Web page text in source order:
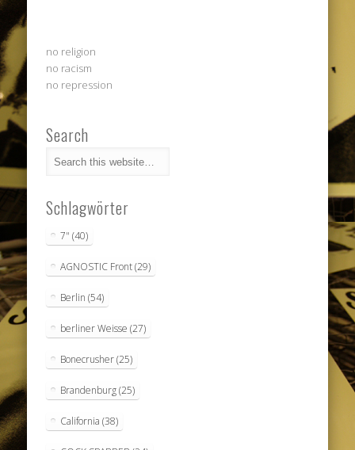
no religion
no racism
no repression
Search
Schlagwörter
7" (40)
AGNOSTIC Front(29)
Berlin (54)
berliner Weisse (27)
Bonecrusher(25)
Brandenburg(25)
California (38)